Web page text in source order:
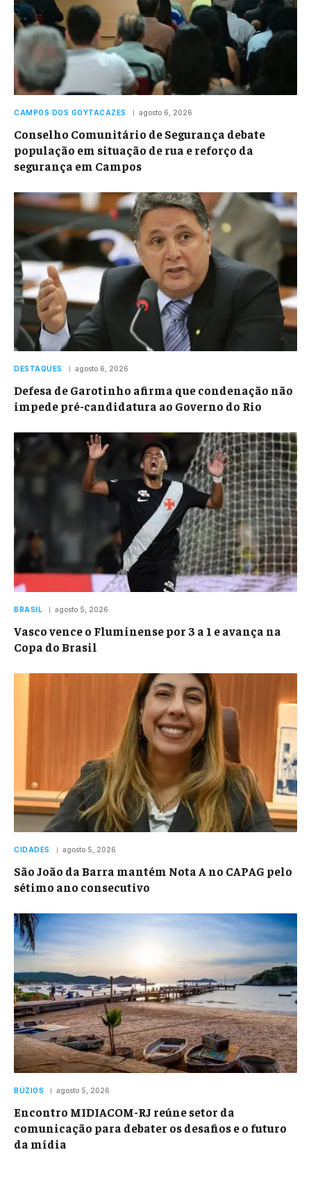
CAMPOS DOS GOYTACAZES agosto 6, 2026
Conselho Comunitário de Segurança debate
população em situação de rua e reforço da
segurança em Campos
DESTAQUES agosto 6, 2026
Defesa de Garotinho afirma que condenação não
impede pré-candidatura ao Governo do Rio
BRASIL agosto 5, 2026
Vasco vence o Fluminense por 3 a 1 e avança na
Copa do Brasil
CIDADES agosto 5, 2026
São João da Barra mantém Nota A no CAPAG pelo
sétimo ano consecutivo
BÚZIOS agosto 5, 2026
Encontro MIDIACOM-RJ reúne setor da
comunicação para debater os desafios e o futuro
da mídia